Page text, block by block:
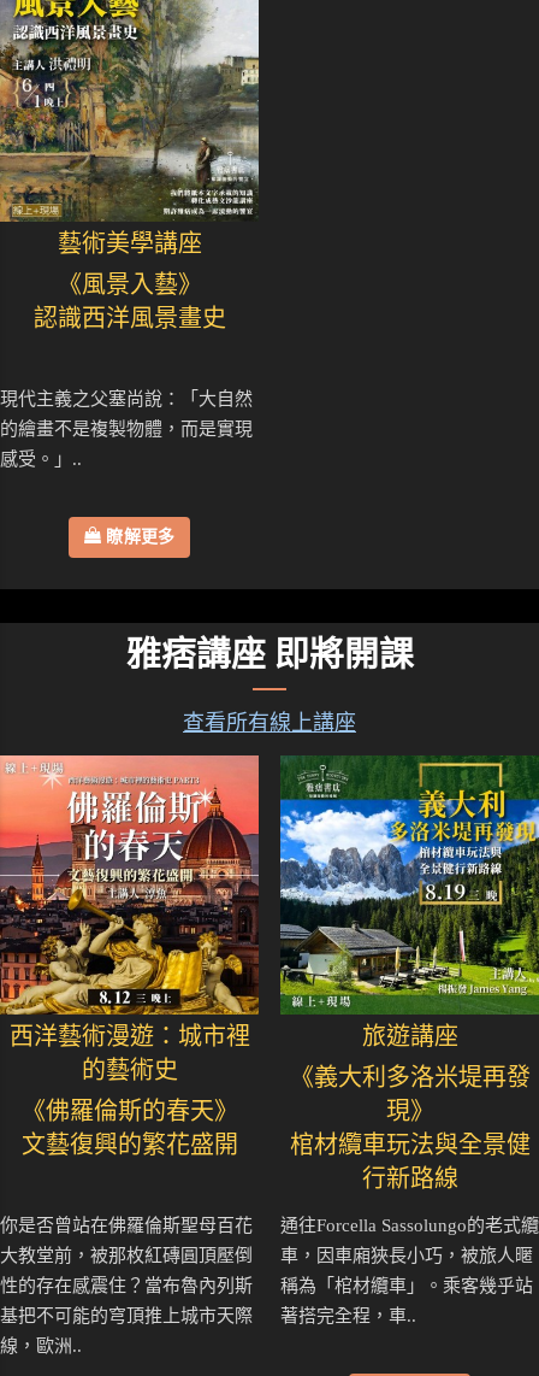
藝術美學講座
《風景入藝》
認識西洋風景畫史
現代主義之父塞尚說：「大自然
的繪畫不是複製物體，而是實現
感受。」..
瞭解更多
雅痞講座 即將開課
查看所有線上講座
西洋藝術漫遊：城市裡
的藝術史
《佛羅倫斯的春天》
文藝復興的繁花盛開
你是否曾站在佛羅倫斯聖母百花
大教堂前，被那枚紅磚圓頂壓倒
性的存在感震住？當布魯內列斯
基把不可能的穹頂推上城市天際
線，歐洲..
旅遊講座
《義大利多洛米堤再發
現》
棺材纜車玩法與全景健
行新路線
通往Forcella Sassolungo的老式纜
車，因車廂狹長小巧，被旅人暱
稱為「棺材纜車」。乘客幾乎站
著搭完全程，車..